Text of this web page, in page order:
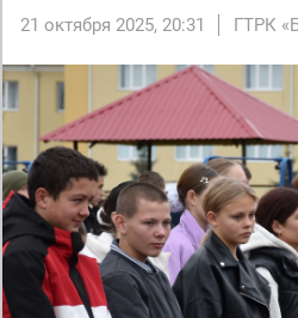
21 октября 2025, 20:31 ГТРК